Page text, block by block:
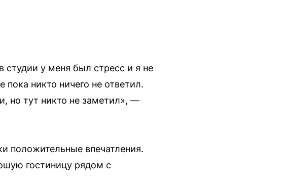
у меня был стресс и я не
никто ничего не ответил.
но тут никто не заметил», —
положительные впечатления.
гостиницу рядом с